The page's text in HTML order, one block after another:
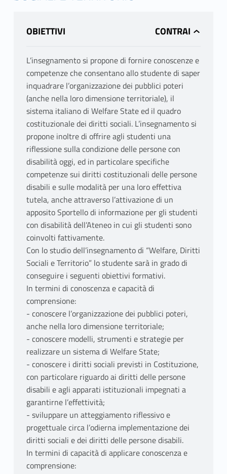
OBIETTIVI
L’insegnamento si propone di fornire conoscenze e
competenze che consentano allo studente di saper
inquadrare l’organizzazione dei pubblici poteri
(anche nella loro dimensione territoriale), il
sistema italiano di Welfare State ed il quadro
costituzionale dei diritti sociali. L’insegnamento si
propone inoltre di offrire agli studenti una
riflessione sulla condizione delle persone con
disabilità oggi, ed in particolare specifiche
competenze sui diritti costituzionali delle persone
disabili e sulle modalità per una loro effettiva
tutela, anche attraverso l’attivazione di un
apposito Sportello di informazione per gli studenti
con disabilità dell’Ateneo in cui gli studenti sono
coinvolti fattivamente.
Con lo studio dell’insegnamento di “Welfare, Diritti
Sociali e Territorio” lo studente sarà in grado di
conseguire i seguenti obiettivi formativi.
In termini di conoscenza e capacità di
comprensione:
- conoscere l’organizzazione dei pubblici poteri,
anche nella loro dimensione territoriale;
- conoscere modelli, strumenti e strategie per
realizzare un sistema di Welfare State;
- conoscere i diritti sociali previsti in Costituzione,
con particolare riguardo ai diritti delle persone
disabili e agli apparati istituzionali impegnati a
garantirne l’effettività;
- sviluppare un atteggiamento riflessivo e
progettuale circa l’odierna implementazione dei
diritti sociali e dei diritti delle persone disabili.
In termini di capacità di applicare conoscenza e
comprensione: